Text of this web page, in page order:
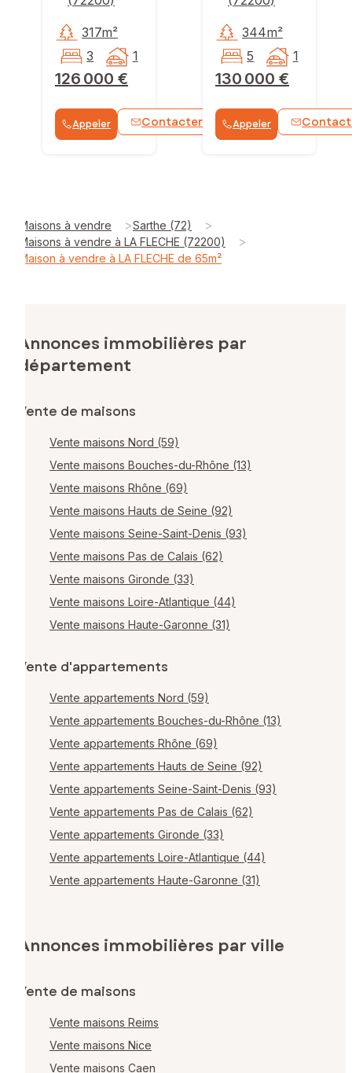
126 000 €
317m²
3
1
Appeler Contacter WhatsApp
130 000 €
344m²
5
1
Appeler
Maisons à vendre >Sarthe (72) >
Maisons à vendre à LA FLECHE (72200) >
Maison à vendre à LA FLECHE de 65m²
Annonces immobilières par
département
Vente de maisons
Vente maisons Nord (59)
Vente maisons Bouches-du-Rhône (13)
Vente maisons Rhône (69)
Vente maisons Hauts de Seine (92)
Vente maisons Seine-Saint-Denis (93)
Vente maisons Pas de Calais (62)
Vente maisons Gironde (33)
Vente maisons Loire-Atlantique (44)
Vente maisons Haute-Garonne (31)
Vente d'appartements
Vente appartements Nord (59)
Vente appartements Bouches-du-Rhône (13)
Vente appartements Rhône (69)
Vente appartements Hauts de Seine (92)
Vente appartements Seine-Saint-Denis (93)
Vente appartements Pas de Calais (62)
Vente appartements Gironde (33)
Vente appartements Loire-Atlantique (44)
Vente appartements Haute-Garonne (31)
Annonces immobilières par ville
Vente de maisons
Vente maisons Reims
Vente maisons Nice
Vente maisons Caen